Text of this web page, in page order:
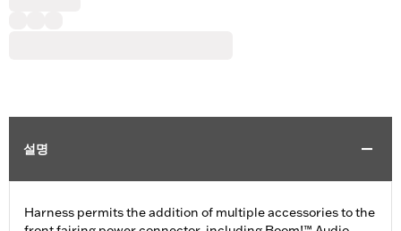
설명
Harness permits the addition of multiple accessories to the